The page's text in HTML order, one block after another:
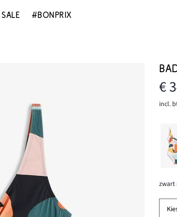
SALE #BONPRIX
€
incl.